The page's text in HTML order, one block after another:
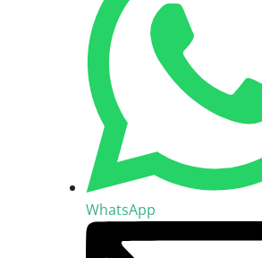
WhatsApp